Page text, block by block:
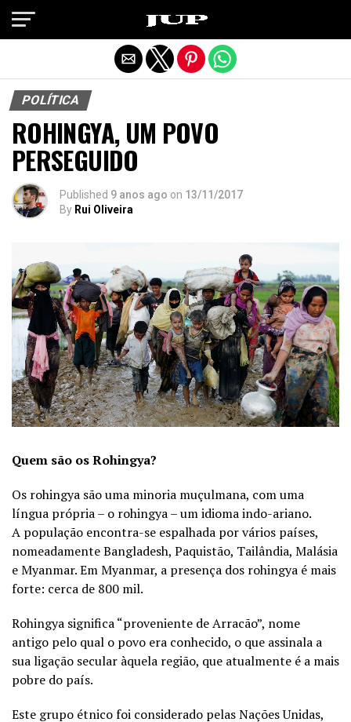
POLÍTICA
ROHINGYA, UM POVO
PERSEGUIDO
Published 9 anos ago on 13/11/2017
By Rui Oliveira
Quem são os Rohingya?
Os rohingya são uma minoria muçulmana, com uma
língua própria – o rohingya – um idioma indo-ariano.
A população encontra-se espalhada por vários países,
nomeadamente Bangladesh, Paquistão, Tailândia, Malásia
e Myanmar. Em Myanmar, a presença dos rohingya é mais
forte: cerca de 800 mil.
Rohingya significa “proveniente de Arracão”, nome
antigo pelo qual o povo era conhecido, o que assinala a
sua ligação secular àquela região, que atualmente é a mais
pobre do país.
Este grupo étnico foi considerado pelas Nações Unidas,
Exit mobile version